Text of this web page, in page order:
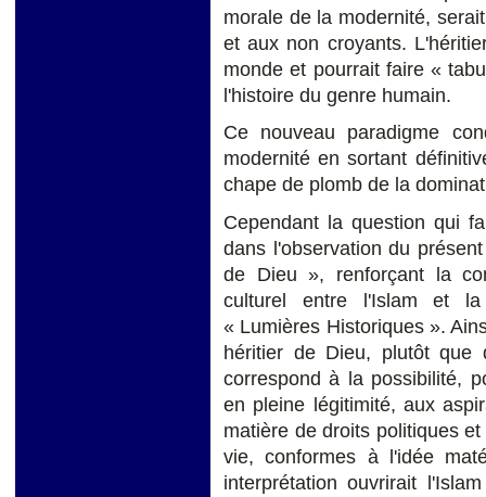
morale de la modernité,
et aux non croyants.
monde et pourrait faire «
l'histoire du genre humain.
Ce nouveau paradigme
modernité en sortant
chape de plomb de la
Cependant la question qui
dans l'observation du
de Dieu », renforçant la
culturel entre l'Islam et
« Lumières Historiques ».
héritier de Dieu, plutôt que
correspond à la possibilité,
en pleine légitimité, aux
matière de droits politiques
vie, conformes à l'idée
interprétation ouvrirait